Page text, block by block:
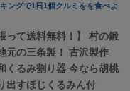
ングで1日1個クルミをを食べよ
って送料無料！】 村の鍛
元の三条製！ 古沢製作
るみ割り器 今なら胡桃
出すほじくるみん付